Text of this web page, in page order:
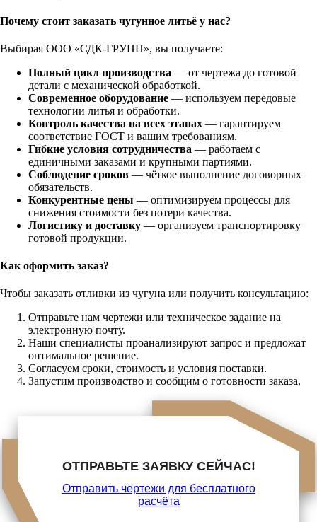
Почему стоит заказать чугунное литьё у нас?
Выбирая ООО «СДК‑ГРУПП», вы получаете:
Полный цикл производства — от чертежа до готовой
детали с механической обработкой.
Современное оборудование — используем передовые
технологии литья и обработки.
Контроль качества на всех этапах — гарантируем
соответствие ГОСТ и вашим требованиям.
Гибкие условия сотрудничества — работаем с
единичными заказами и крупными партиями.
Соблюдение сроков — чёткое выполнение договорных
обязательств.
Конкурентные цены — оптимизируем процессы для
снижения стоимости без потери качества.
Логистику и доставку — организуем транспортировку
готовой продукции.
Как оформить заказ?
Чтобы заказать отливки из чугуна или получить консультацию:
Отправьте нам чертежи или техническое задание на
электронную почту.
Наши специалисты проанализируют запрос и предложат
оптимальное решение.
Согласуем сроки, стоимость и условия поставки.
Запустим производство и сообщим о готовности заказа.
ОТПРАВЬТЕ ЗАЯВКУ СЕЙЧАС!
Отправить чертежи для бесплатного
расчёта